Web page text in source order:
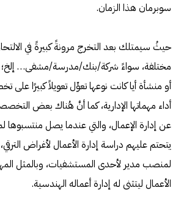
سوبرمان هذا الزمان.
حيثُ سيمتلك بعد التخرج مرونةً كبيرةً في
مختلفة، سواءً شركة/بنك/مدرسة/مشفى…
أو منشأة أيا كانت نوعها تعوِّل تعويلاً كبيرًا
أداء مهماتها الإدارية، كما أنَّ هُناك بعض
عن إدارة الإعمال، والتي عندما يصل منتسبوها
يتحتم عليهم دراسة إدارة الأعمال لأغراض
لمنصب مدير لأحدى المستشفيات، وبالمثل
الأعمال ليتثنى له إدارة أعماله الهندسية.